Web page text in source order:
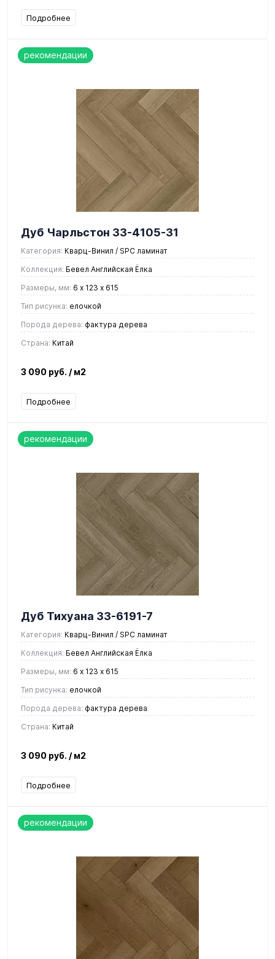
Подробнее
рекомендации
Дуб Чарльстон 33-4105-31
Категория: Кварц-Винил / SPC ламинат
Коллекция: Бевел Английская Ёлка
Размеры, мм: 6 х 123 х 615
Тип рисунка: елочкой
Порода дерева: фактура дерева
Страна: Китай
3 090 руб. / м2
Подробнее
рекомендации
Дуб Тихуана 33-6191-7
Категория: Кварц-Винил / SPC ламинат
Коллекция: Бевел Английская Ёлка
Размеры, мм: 6 х 123 х 615
Тип рисунка: елочкой
Порода дерева: фактура дерева
Страна: Китай
3 090 руб. / м2
Подробнее
рекомендации